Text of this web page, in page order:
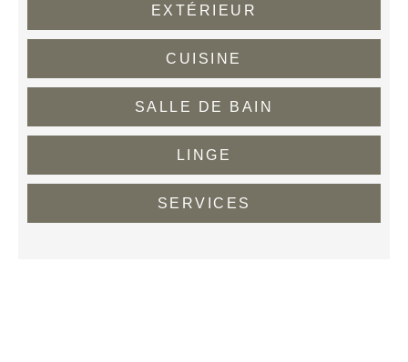
EXTÉRIEUR
CUISINE
SALLE DE BAIN
LINGE
SERVICES